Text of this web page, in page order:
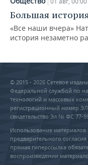
Большая
«Все наши вчера»
история незаметно
© 2015 - 2026 Сетевое
Федеральной службой по
технологий и массовых
регистрационный номер
свидетельство Эл № ФС 77-
Использование
предварительного
прямая гиперссылка
воспроизведении